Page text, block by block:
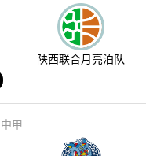
陕西联合月亮泊队
中甲